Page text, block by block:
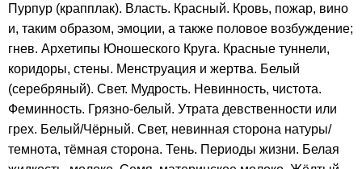
Пурпур (крапплак). Власть. Красный. Кровь, пожар, вино
и, таким образом, эмоции, а также половое возбуждение;
гнев. Архетипы Юношеского Круга. Красные туннели,
коридоры, стены. Менструация и жертва. Белый
(серебряный). Свет. Мудрость. Невинность, чистота.
Феминность. Грязно-белый. Утрата девственности или
грех. Белый/Чёрный. Свет, невинная сторона натуры/
темнота, тёмная сторона. Тень. Периоды жизни. Белая